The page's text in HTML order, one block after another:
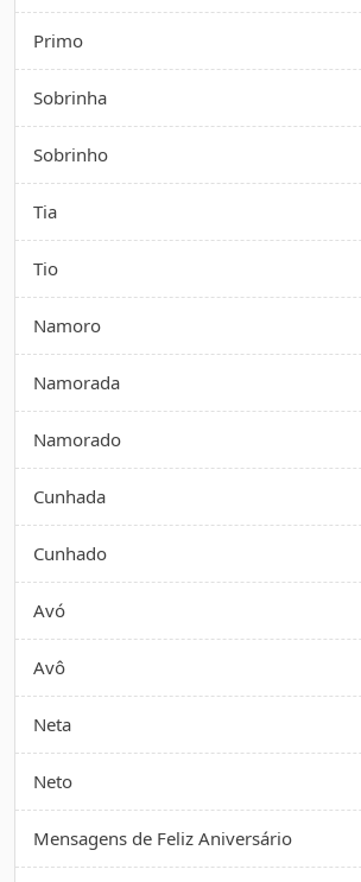
Primo
Sobrinha
Sobrinho
Tia
Tio
Namoro
Namorada
Namorado
Cunhada
Cunhado
Avó
Avô
Neta
Neto
Mensagens de Feliz Aniversário